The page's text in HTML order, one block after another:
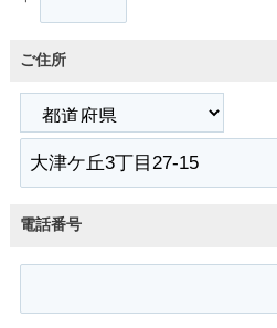
ご住所
電話番号